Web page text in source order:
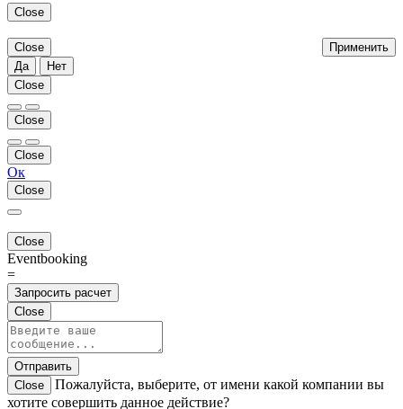
Close
Применить
Close
Да
Нет
Close
Close
Close
Ок
Close
Close
Eventbooking
=
Запросить расчет
Close
Отправить
Close
Пожалуйста, выберите, от имени какой компании вы
хотите совершить данное действие?